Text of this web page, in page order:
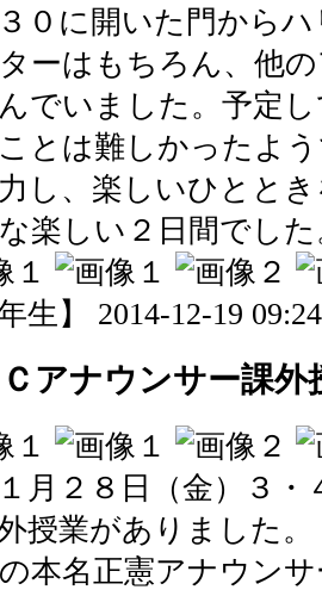
０に開いた門から
ーはもちろん、他
でいました。予定
とは難しかったよ
し、楽しいひとと
楽しい２日間でし
年生】 2014-12-19
Ｃアナウンサー課外
月２８日（金）３・
授業がありました
本名正憲アナウン